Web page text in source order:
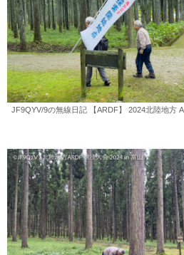
JF9QYV/9の無線日記 【ARDF】 2024北陸地方